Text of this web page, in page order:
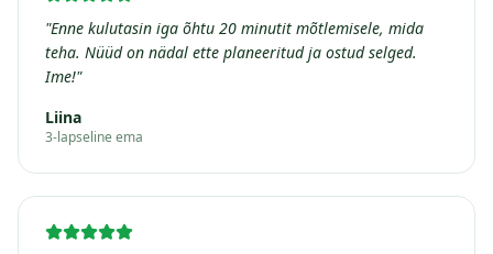
"Enne kulutasin iga õhtu 20 minutit mõtlemisele, mida
teha. Nüüd on nädal ette planeeritud ja ostud selged.
Ime!"
Liina
3-lapseline ema